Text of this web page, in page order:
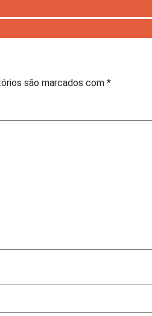
são marcados com *